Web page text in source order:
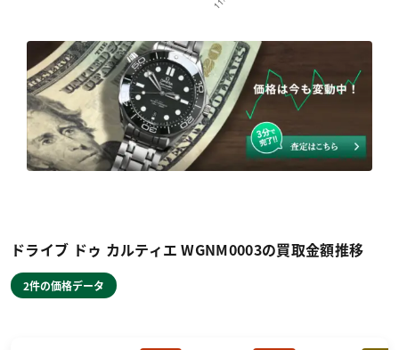
ドライブ ドゥ カルティエ WGNM0003の買取金額推移
2件の価格データ